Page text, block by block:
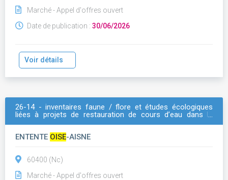
Marché - Appel d'offres ouvert
Date de publication : 30/06/2026
Voir détails
26-14 - inventaires faune / flore et études écologiques
liées à projets de restauration de cours d’eau dans le
ENTENTE OISE-AISNE
60400 (Nc)
Marché - Appel d'offres ouvert